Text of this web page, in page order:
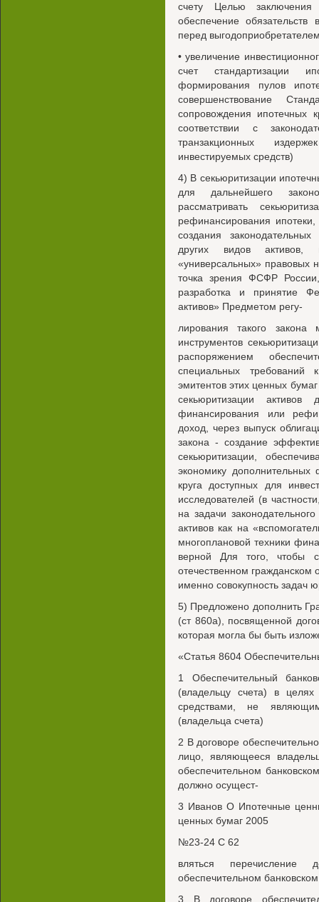
счету Целью заключения
обеспечение
перед
• увеличение
счет стандартизации
формирования пулов
совершенствование
сопровождения ипотечных
соответствии с
транзакционных
инвестируемых средств)
4) В секьюритизации
для дальнейшего
рассматривать
рефинансирования
создания
других видов
«универсальных» правовых
точка зрения ФСФР
разработка и принятие
активов» Предметом регу-
лирования такого закона
инструментов
распоряжением
специальных
эмитентов этих ценных
секьюритизации
финансирования или
доход, через выпуск
закона - создание
секьюритизации,
экономику
круга доступных для
исследователей (в
на задачи
активов как на
многоплановой техники
верной Для того, чтобы
отечественном
именно совокупность задач
5) Предложено дополнить
(ст 860а), посвященной
которая могла бы быть
«Статья 8604
1 Обеспечительный
(владельцу счета) в
средствами, не
(владельца счета)
2 В договоре
лицо, являющееся
обеспечительном
должно осущест-
3 Иванов О Ипотечные
ценных бумаг 2005
№23-24 С 62
вляться перечисление
обеспечительном
3 В договоре